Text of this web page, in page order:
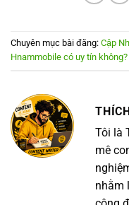
Chuyên mục bài đăng: Cập
Hnammobile có uy tín
Tôi là
mê
nhằm